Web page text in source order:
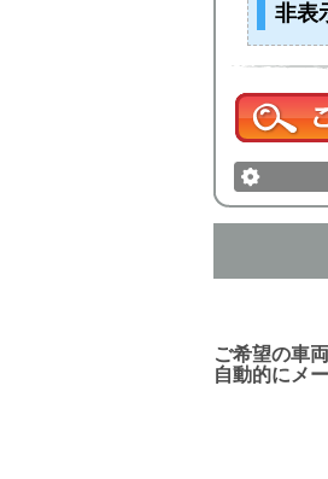
非表
ご希望の車
自動的にメ